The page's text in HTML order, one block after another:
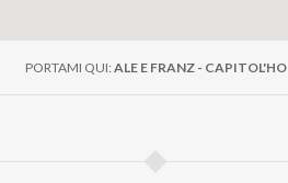
PORTAMI QUI: ALE E FRANZ - CAPITOL'HO